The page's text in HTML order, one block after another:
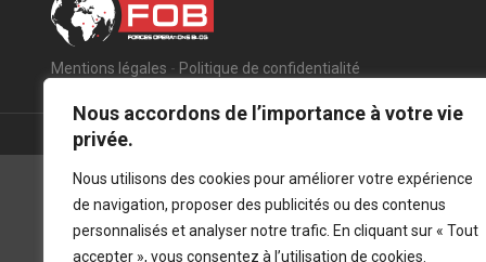
Nous accordons de l’importance à votre vie
privée.
Nous utilisons des cookies pour améliorer votre expérience
de navigation, proposer des publicités ou des contenus
personnalisés et analyser notre trafic. En cliquant sur « Tout
accepter », vous consentez à l’utilisation de cookies.
Mentions légales - Politique de confidentialité